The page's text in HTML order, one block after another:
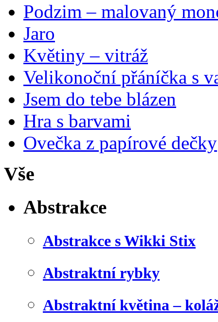
Podzim – malovaný
Jaro
Květiny – vitráž
Velikonoční přáníčka s
Jsem do tebe blázen
Hra s barvami
Ovečka z papírové dečky
Vše
Abstrakce
Abstrakce s Wikki Stix
Abstraktní rybky
Abstraktní květina –